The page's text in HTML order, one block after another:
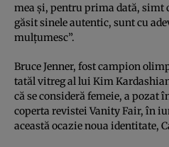
mea şi, pentru prima dată,
găsit sinele autentic, sunt cu
mulţumesc”.
Bruce Jenner, fost campion
tatăl vitreg al lui Kim
că se consideră femeie, a pozat
coperta revistei Vanity Fair, în
această ocazie noua identitate,